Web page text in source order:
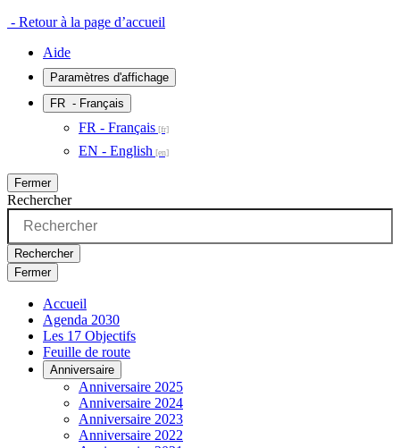
- Retour à la page d’accueil
Aide
Paramètres d'affichage
FR - Français
FR - Français
EN - English
Fermer
Rechercher
Rechercher
Fermer
Accueil
Agenda 2030
Les 17 Objectifs
Feuille de route
Anniversaire
Anniversaire 2025
Anniversaire 2024
Anniversaire 2023
Anniversaire 2022